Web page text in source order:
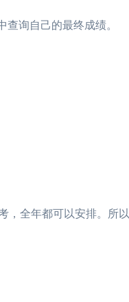
查询自己的最终成绩。
，全年都可以安排。所以
什么意思，本文详细说清楚